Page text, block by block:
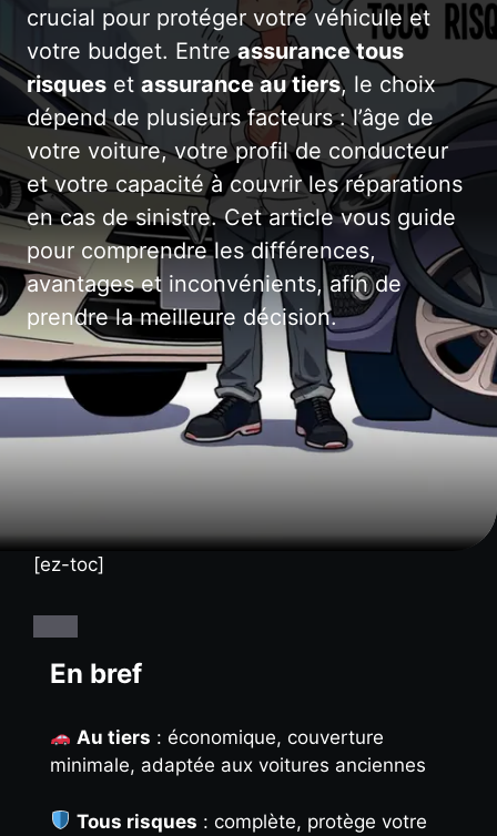
crucial pour protéger votre véhicule et
votre budget. Entreassurance tous
risques et assurance au tiers, le choix
dépend de plusieurs facteurs : l’âge de
votre voiture, votre profil de conducteur
et votre capacité à couvrir les réparations
en cas de sinistre. Cet article vous guide
pour comprendre les différences,
avantages et inconvénients, afin de
prendre la meilleure décision.
[ez-toc]
En bref
Au tiers : économique, couverture
minimale, adaptée aux voitures anciennes
Tous risques : complète, protège votre